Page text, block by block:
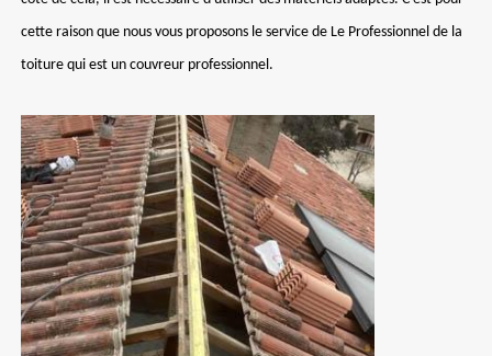
cette raison que nous vous proposons le service de Le Professionnel de la
toiture qui est un couvreur professionnel.